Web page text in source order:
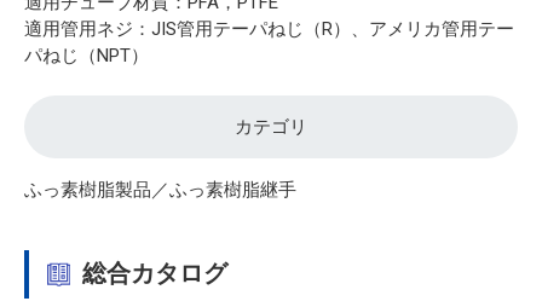
適用管用ネジ：JIS管用テーパねじ（R）、アメリカ管用テー
パねじ（NPT）
カテゴリ
ふっ素樹脂製品／ふっ素樹脂継手
総合カタログ